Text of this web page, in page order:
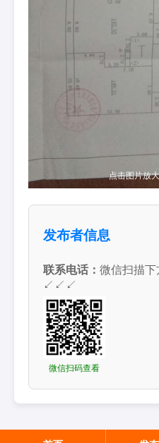
点击图片放大
发布者信息
联系电话： 微信扫描
↙↙↙
微信扫码查看